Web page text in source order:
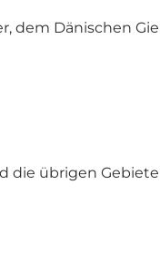
dem Dänischen
die übrigen